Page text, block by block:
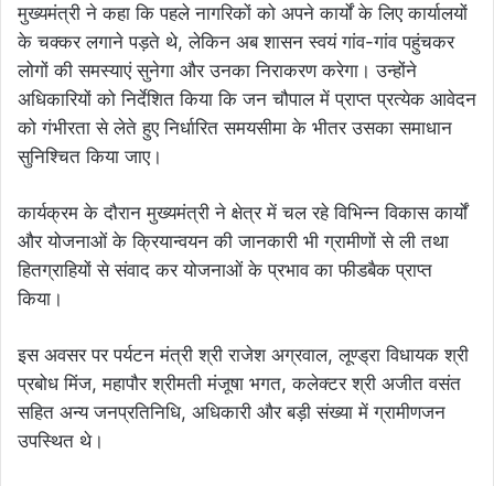
मुख्यमंत्री ने कहा कि पहले नागरिकों को अपने कार्यों के लिए कार्यालयों
के चक्कर लगाने पड़ते थे, लेकिन अब शासन स्वयं गांव-गांव पहुंचकर
लोगों की समस्याएं सुनेगा और उनका निराकरण करेगा। उन्होंने
अधिकारियों को निर्देशित किया कि जन चौपाल में प्राप्त प्रत्येक आवेदन
को गंभीरता से लेते हुए निर्धारित समयसीमा के भीतर उसका समाधान
सुनिश्चित किया जाए।
कार्यक्रम के दौरान मुख्यमंत्री ने क्षेत्र में चल रहे विभिन्न विकास कार्यों
और योजनाओं के क्रियान्वयन की जानकारी भी ग्रामीणों से ली तथा
हितग्राहियों से संवाद कर योजनाओं के प्रभाव का फीडबैक प्राप्त
किया।
इस अवसर पर पर्यटन मंत्री श्री राजेश अग्रवाल, लूण्ड्रा विधायक श्री
प्रबोध मिंज, महापौर श्रीमती मंजूषा भगत, कलेक्टर श्री अजीत वसंत
सहित अन्य जनप्रतिनिधि, अधिकारी और बड़ी संख्या में ग्रामीणजन
उपस्थित थे।